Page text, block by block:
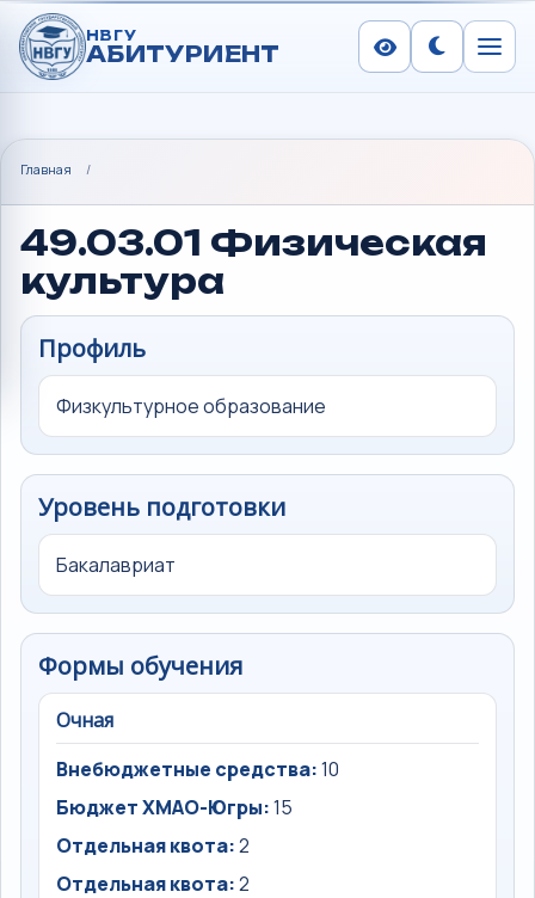
НВГУ
АБИТУРИЕНТ СменитьМеню
Главная /
49.03.01 Физическая
культура
Профиль
Физкультурное образование
Уровень подготовки
Бакалавриат
Формы обучения
Очная
Внебюджетные средства:10
Бюджет ХМАО-Югры:15
Отдельная квота:2
Отдельная квота:2